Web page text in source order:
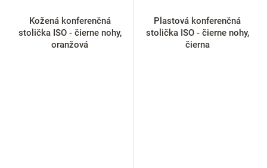
Kožená konferenčná
stolička ISO - čierne nohy,
oranžová
Plastová konferenčná
stolička ISO - čierne nohy,
čierna